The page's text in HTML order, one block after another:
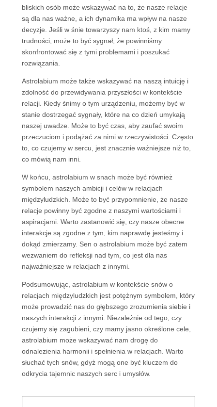
bliskich osób może wskazywać na to, że nasze relacje
są dla nas ważne, a ich dynamika ma wpływ na nasze
decyzje. Jeśli w śnie towarzyszy nam ktoś, z kim mamy
trudności, może to być sygnał, że powinniśmy
skonfrontować się z tymi problemami i poszukać
rozwiązania.
Astrolabium może także wskazywać na naszą intuicję i
zdolność do przewidywania przyszłości w kontekście
relacji. Kiedy śnimy o tym urządzeniu, możemy być w
stanie dostrzegać sygnały, które na co dzień umykają
naszej uwadze. Może to być czas, aby zaufać swoim
przeczuciom i podążać za nimi w rzeczywistości. Często
to, co czujemy w sercu, jest znacznie ważniejsze niż to,
co mówią nam inni.
W końcu, astrolabium w snach może być również
symbolem naszych ambicji i celów w relacjach
międzyludzkich. Może to być przypomnienie, że nasze
relacje powinny być zgodne z naszymi wartościami i
aspiracjami. Warto zastanowić się, czy nasze obecne
interakcje są zgodne z tym, kim naprawdę jesteśmy i
dokąd zmierzamy. Sen o astrolabium może być zatem
wezwaniem do refleksji nad tym, co jest dla nas
najważniejsze w relacjach z innymi.
Podsumowując, astrolabium w kontekście snów o
relacjach międzyludzkich jest potężnym symbolem, który
może prowadzić nas do głębszego zrozumienia siebie i
naszych interakcji z innymi. Niezależnie od tego, czy
czujemy się zagubieni, czy mamy jasno określone cele,
astrolabium może wskazywać nam drogę do
odnalezienia harmonii i spełnienia w relacjach. Warto
słuchać tych snów, gdyż mogą one być kluczem do
odkrycia tajemnic naszych serc i umysłów.